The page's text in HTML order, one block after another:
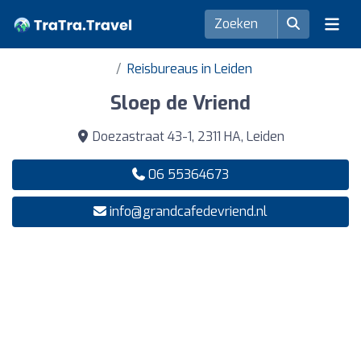
Reisbureaus in Leiden
Sloep de Vriend
Doezastraat 43-1, 2311 HA, Leiden
06 55364673
info@grandcafedevriend.nl